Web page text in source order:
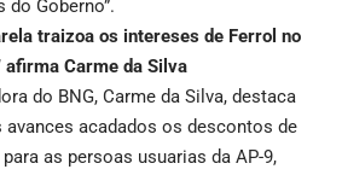
do Goberno”.
traizoa os intereses de Ferrol no
afirma Carme da Silva
do BNG, Carme da Silva, destaca
avances acadados os descontos de
para as persoas usuarias da AP-9,